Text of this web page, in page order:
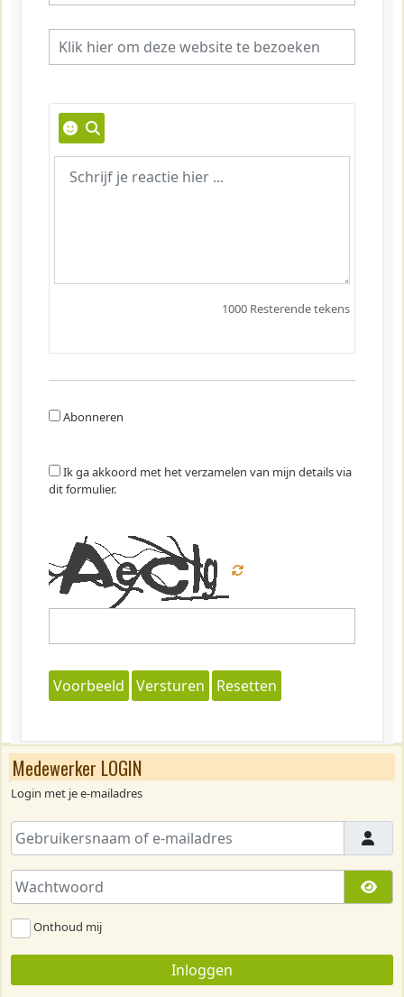
1000 Resterende tekens
Abonneren
Ik ga akkoord met het verzamelen van mijn details via
dit formulier.
Voorbeeld Versturen Resetten
Medewerker LOGIN
Login met je e-mailadres
Gebruikersnaam of e-mailadres
Wachtwoord
Onthoud mij
Inloggen